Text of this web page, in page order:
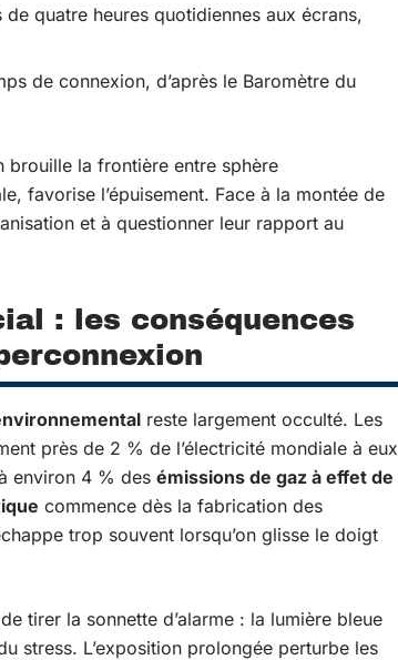
quatre heures quotidiennes aux écrans,
de connexion, d’après le Baromètre du
brouille la frontière entre sphère
favorise l’épuisement. Face à la montée de
et à questionner leur rapport au
: les conséquences
reste largement occulté. Les
près de 2 % de l’électricité mondiale à eux
environ 4 % des émissions de gaz à effet de
commence dès la fabrication des
trop souvent lorsqu’on glisse le doigt
tirer la sonnette d’alarme : la lumière bleue
stress. L’exposition prolongée perturbe les